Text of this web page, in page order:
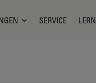
SERVICE